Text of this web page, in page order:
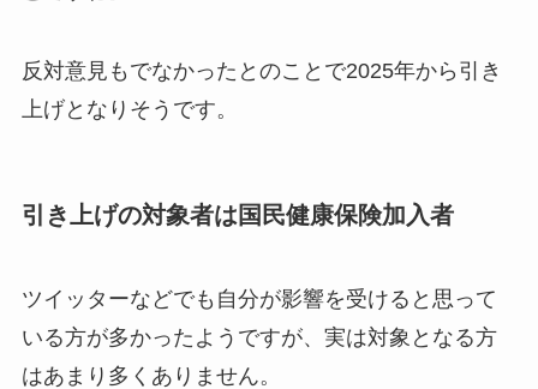
反対意見もでなかったとのことで2025年から引き
上げとなりそうです。
引き上げの対象者は国民健康保険加入者
ツイッターなどでも自分が影響を受けると思って
いる方が多かったようですが、実は対象となる方
はあまり多くありません。